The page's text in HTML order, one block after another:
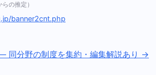
らの推定）
banner2cnt.php
同分野の制度を集約・編集解説あり →